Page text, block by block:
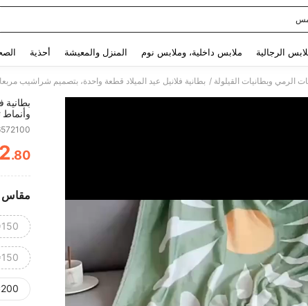
الرجالية ملابس داخلية، وملابس نوم المنزل والمعيشة أحذية
الرمي وبطانيات القيلولة /
بطانية
وأنماط
.80
مقاس